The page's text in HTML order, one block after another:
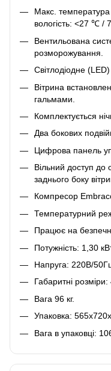
Макс.
вологість: <27 ℃ /
Вентильована
розморожування.
Світлодіодне
Вітрина
гальмами.
Комплектується
Два бокових
Цифрова панель
Вільний доступ до
заднього боку
Компресор
Температурний
Працює на
Потужність: 1,30
Напруга: 220В/
Габаритні
Вага 96 кг.
Упаковка:
Вага в упаковці: